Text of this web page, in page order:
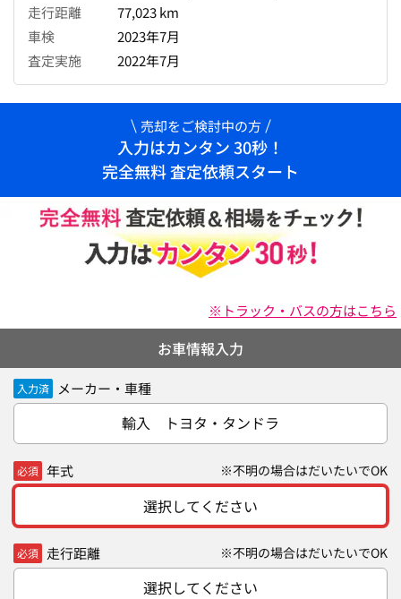
走行距離
77,023 km
車検
2023年7月
査定実施
2022年7月
売却をご検討中の方
入力はカンタン 30秒！
完全無料 査定依頼スタート
※トラック・バスの方はこちら
お車情報入力
入力済 メーカー・車種
輸入 トヨタ・タンドラ
必須 年式 ※不明の場合はだいたいでOK
選択してください
必須 走行距離 ※不明の場合はだいたいでOK
選択してください